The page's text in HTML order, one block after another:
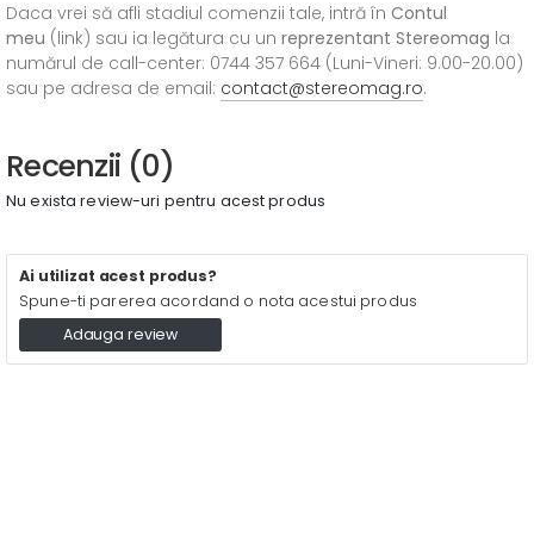
Daca vrei să afli stadiul comenzii tale, intră în Contul
meu (link) sau ia legătura cu un reprezentant Stereomag la
numărul de call-center: 0744 357 664 (Luni-Vineri: 9.00-20.00)
sau pe adresa de email: contact@stereomag.ro.
Recenzii (0)
Nu exista review-uri pentru acest produs
Ai utilizat acest produs?
Spune-ti parerea acordand o nota acestui produs
Adauga review